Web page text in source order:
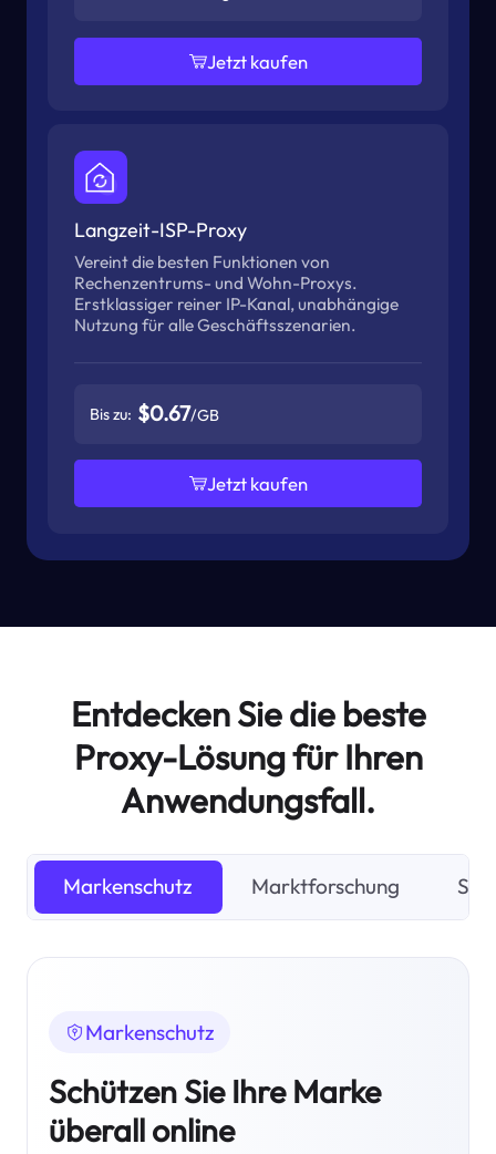
Jetzt kaufen
Langzeit-ISP-Proxy
Vereint die besten Funktionen von
Rechenzentrums- und Wohn-Proxys.
Erstklassiger reiner IP-Kanal, unabhängige
Nutzung für alle Geschäftsszenarien.
Bis zu: $0.67/GB
Jetzt kaufen
Entdecken Sie die beste
Proxy-Lösung für Ihren
Anwendungsfall.
Markenschutz Marktforschung
Markenschutz
Schützen Sie Ihre Marke
überall online